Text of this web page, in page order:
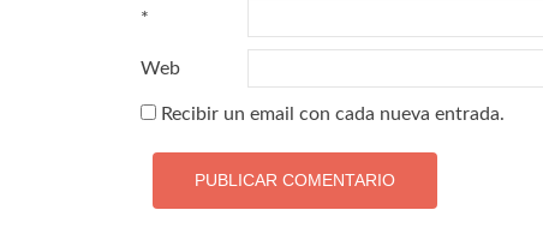
*
Web
Recibir un email con cada nueva entrada.